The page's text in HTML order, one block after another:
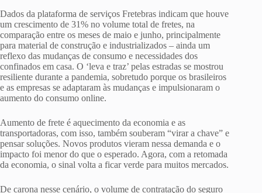
Dados da plataforma de serviços Fretebras indicam que houve
um crescimento de 31% no volume total de fretes, na
comparação entre os meses de maio e junho, principalmente
para material de construção e industrializados – ainda um
reflexo das mudanças de consumo e necessidades dos
confinados em casa. O ‘leva e traz’ pelas estradas se mostrou
resiliente durante a pandemia, sobretudo porque os brasileiros
e as empresas se adaptaram às mudanças e impulsionaram o
aumento do consumo online.
Aumento de frete é aquecimento da economia e as
transportadoras, com isso, também souberam “virar a chave” e
pensar soluções. Novos produtos vieram nessa demanda e o
impacto foi menor do que o esperado. Agora, com a retomada
da economia, o sinal volta a ficar verde para muitos mercados.
De carona nesse cenário, o volume de contratação do seguro